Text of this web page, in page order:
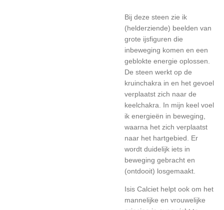
Bij deze steen zie ik
(helderziende) beelden van
grote ijsfiguren die
inbeweging komen en een
geblokte energie oplossen.
De steen werkt op de
kruinchakra in en het gevoel
verplaatst zich naar de
keelchakra. In mijn keel voel
ik energieën in beweging,
waarna het zich verplaatst
naar het hartgebied. Er
wordt duidelijk iets in
beweging gebracht en
(ontdooit) losgemaakt.
Isis Calciet helpt ook om het
mannelijke en vrouwelijke